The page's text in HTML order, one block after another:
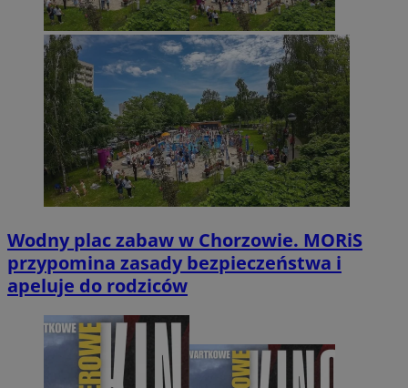
Wodny plac zabaw w Chorzowie. MORiS
przypomina zasady bezpieczeństwa i
apeluje do rodziców